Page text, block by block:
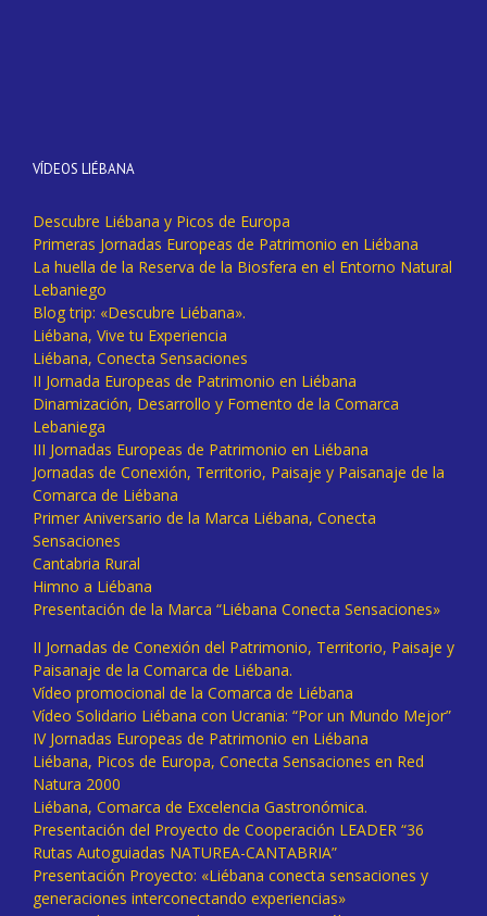
VÍDEOS LIÉBANA
Descubre Liébana y Picos de Europa
Primeras Jornadas Europeas de Patrimonio en Liébana
La huella de la Reserva de la Biosfera en el Entorno Natural
Lebaniego
Blog trip: «Descubre Liébana».
Liébana, Vive tu Experiencia
Liébana, Conecta Sensaciones
II Jornada Europeas de Patrimonio en Liébana
Dinamización, Desarrollo y Fomento de la Comarca
Lebaniega
III Jornadas Europeas de Patrimonio en Liébana
Jornadas de Conexión, Territorio, Paisaje y Paisanaje de la
Comarca de Liébana
Primer Aniversario de la Marca Liébana, Conecta
Sensaciones
Cantabria Rural
Himno a Liébana
Presentación de la Marca “Liébana Conecta Sensaciones»
II Jornadas de Conexión del Patrimonio, Territorio, Paisaje y
Paisanaje de la Comarca de Liébana.
Vídeo promocional de la Comarca de Liébana
Vídeo Solidario Liébana con Ucrania: “Por un Mundo Mejor”
IV Jornadas Europeas de Patrimonio en Liébana
Liébana, Picos de Europa, Conecta Sensaciones en Red
Natura 2000
Liébana, Comarca de Excelencia Gastronómica.
Presentación del Proyecto de Cooperación LEADER “36
Rutas Autoguiadas NATUREA-CANTABRIA”
Presentación Proyecto: «Liébana conecta sensaciones y
generaciones interconectando experiencias»